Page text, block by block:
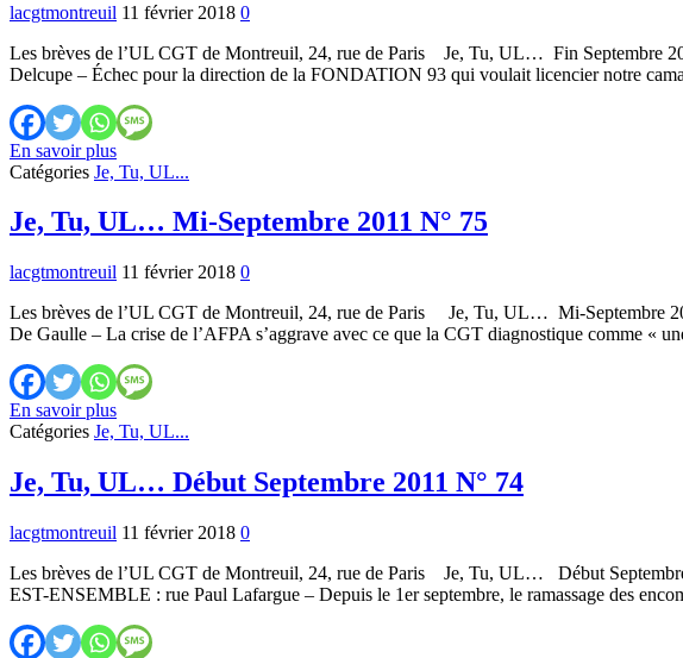
N°
lacgtmontreuil 11 février 2018 0
Les brèves de l’UL CGT de Montreuil, 24, rue de Paris Je, Tu, UL… Fin Septembre
Delcupe – Échec pour la direction de la FONDATION 93 qui voulait licencier notre
En savoir plusJe,
Tu,
Fin
Septembre
N°
Catégories Je, Tu, UL...
Je, Tu, UL… Mi-Septembre 2011 N° 75
lacgtmontreuil 11 février 2018 0
Les brèves de l’UL CGT de Montreuil, 24, rue de Paris Je, Tu, UL… Mi-Septembre
De Gaulle – La crise de l’AFPA s’aggrave avec ce que la CGT diagnostique comme «
En savoir plusJe,
Tu,
Mi-
Septembre
N°
Catégories Je, Tu, UL...
Je, Tu, UL… Début Septembre 2011 N° 74
lacgtmontreuil 11 février 2018 0
Les brèves de l’UL CGT de Montreuil, 24, rue de Paris Je, Tu, UL… Début
EST-ENSEMBLE : rue Paul Lafargue – Depuis le 1er septembre, le ramassage des